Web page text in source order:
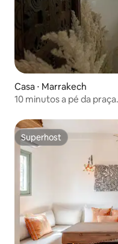
Casa ⋅ Marrakech
10 minutos a pé da
Superhost
Superhost